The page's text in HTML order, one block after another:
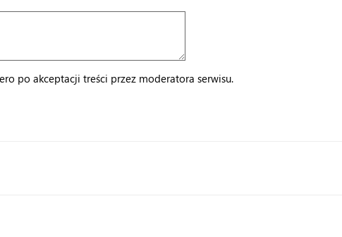
po akceptacji treści przez moderatora serwisu.